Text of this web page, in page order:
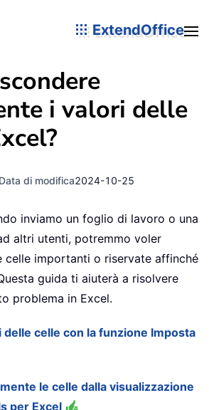
ExtendOffice
i valori delle
Data di modifica2024-10-25
inviamo un foglio di lavoro o una
altri utenti, potremmo voler
celle importanti o riservate affinché
guida ti aiuterà a risolvere
problema in Excel.
delle celle con la funzione Imposta
le celle dalla visualizzazione
per Excel